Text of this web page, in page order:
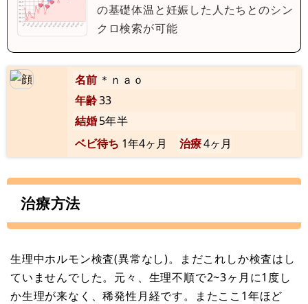
の基礎体温と妊娠した人たちとのシン
クロ検索が可能
名前 ＊ｎａｏ
年齢33
結婚5年半
ベビ待ち 1年4ヶ月 治療4ヶ月
治療方法
生理中ホルモン検査(異常なし)。まだこれしか検査はし
ていませんでした。元々、生理不順で2~3ヶ月に1度し
か生理が来なく、稀発性月経です。またここ1年ほど